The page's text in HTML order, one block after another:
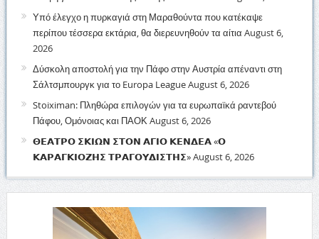
Υπό έλεγχο η πυρκαγιά στη Μαραθούντα που κατέκαψε
περίπου τέσσερα εκτάρια, θα διερευνηθούν τα αίτια August 6,
2026
Δύσκολη αποστολή για την Πάφο στην Αυστρία απέναντι στη
Σάλτσμπουργκ για το Europa LeagueAugust 6, 2026
Stoiximan: Πληθώρα επιλογών για τα ευρωπαϊκά ραντεβού
Πάφου, Ομόνοιας και ΠΑΟΚAugust 6, 2026
𝝝𝝚𝝖𝝩𝝦𝝤 𝝨𝝟𝝞𝝮𝝢 𝝨𝝩𝝤𝝢 𝝖𝝘𝝞𝝤 𝝟𝝚𝝢𝝙𝝚𝝖 «𝝤
𝝟𝝖𝝦𝝖𝝘𝝟𝝞𝝤𝝛𝝜𝝨 𝝩𝝦𝝖𝝘𝝤𝝪𝝙𝝞𝝨𝝩𝝜𝝨»August 6, 2026